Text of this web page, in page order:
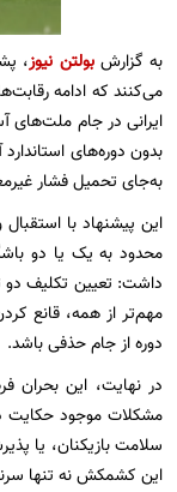
به گزارشبولتن نیوز،
می‌کنند که ادامه
بدون دوره‌های
به‌جای تحمیل فشار
این پیشنهاد با
محدود به یک یا دو
داشت: تعیین تکلیف دو
مهم‌تر از همه، قانع
دوره از جام حذفی باشد.
در نهایت، این بحران
مشکلات موجود حکایت
سلامت بازیکنان، یا
این کشمکش نه تنها